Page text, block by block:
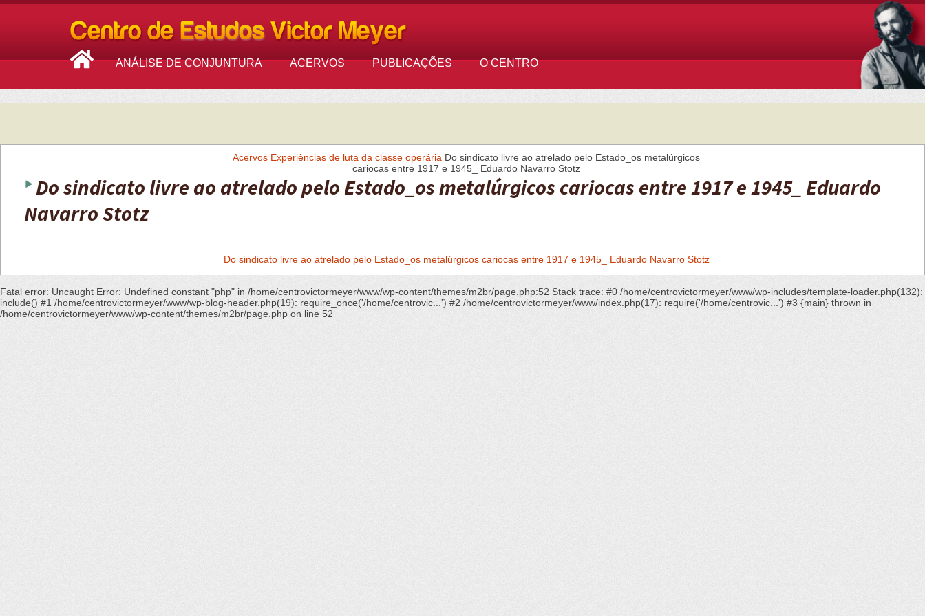
ANÁLISE DE CONJUNTURA ACERVOS PUBLICAÇÕES O CENTRO
Acervos Experiências de luta da classe operária Do sindicato livre ao atrelado pelo Estado_os metalúrgicos
cariocas entre 1917 e 1945_ Eduardo Navarro Stotz
Do sindicato livre ao atrelado pelo Estado_os metalúrgicos cariocas entre 1917 e 1945_ Eduardo
Navarro Stotz
Do sindicato livre ao atrelado pelo Estado_os metalúrgicos cariocas entre 1917 e 1945_ Eduardo Navarro Stotz
Fatal error: Uncaught Error: Undefined constant "php" in /home/centrovictormeyer/www/wp-content/themes/m2br/page.php:52 Stack trace: #0 /home/centrovictormeyer/www/wp-includes/template-loader.php(132):
include() #1 /home/centrovictormeyer/www/wp-blog-header.php(19): require_once('/home/centrovic...') #2 /home/centrovictormeyer/www/index.php(17): require('/home/centrovic...') #3 {main} thrown in
/home/centrovictormeyer/www/wp-content/themes/m2br/page.php on line 52